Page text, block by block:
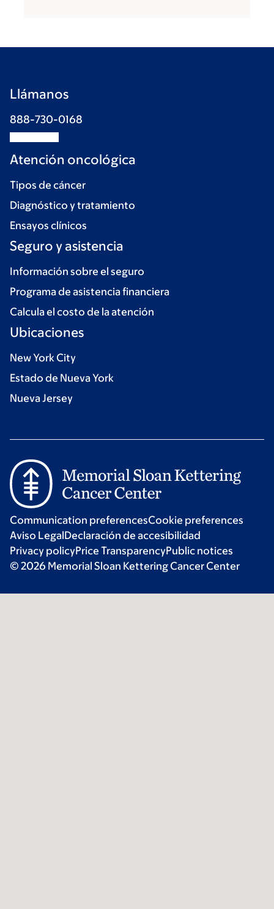
Llámanos
888-730-0168
Atención oncológica
Tipos de cáncer
Diagnóstico y tratamiento
Ensayos clínicos
Seguro y asistencia
Información sobre el seguro
Programa de asistencia financiera
Calcula el costo de la atención
Ubicaciones
New York City
Estado de Nueva York
Nueva Jersey
Communication preferencesCookie preferences
Aviso LegalDeclaración de accesibilidad
Privacy policyPrice TransparencyPublic notices
© 2026 Memorial Sloan Kettering Cancer Center